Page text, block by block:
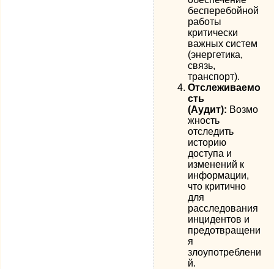
бесперебойной
работы
критически
важных систем
(энергетика,
связь,
транспорт).
Отслеживаемо
сть
(Аудит): Возмо
жность
отследить
историю
доступа и
изменений к
информации,
что критично
для
расследования
инцидентов и
предотвращени
я
злоупотреблени
й.